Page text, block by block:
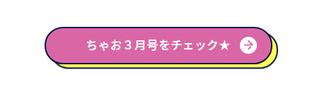
ちゃお３月号をチェック★